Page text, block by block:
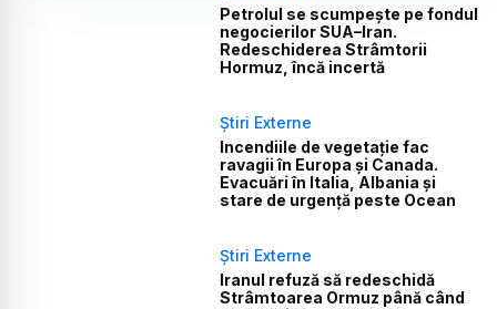
Petrolul se scumpește pe fondul
negocierilor SUA–Iran.
Redeschiderea Strâmtorii
Hormuz, încă incertă
Știri Externe
Incendiile de vegetație fac
ravagii în Europa și Canada.
Evacuări în Italia, Albania și
stare de urgență peste Ocean
Știri Externe
Iranul refuză să redeschidă
Strâmtoarea Ormuz până când